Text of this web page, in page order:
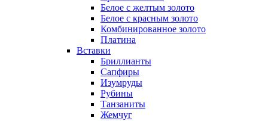
Белое с желтым золото
Белое с красным золото
Комбинированное золото
Платина
Вставки
Бриллианты
Сапфиры
Изумруды
Рубины
Танзаниты
Жемчуг